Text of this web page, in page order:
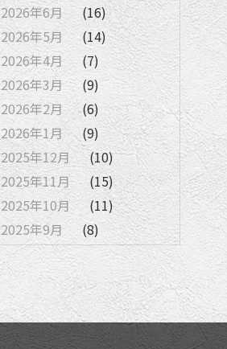
2026年6月
(16)
2026年5月
(14)
2026年4月
(7)
2026年3月
(9)
2026年2月
(6)
2026年1月
(9)
2025年12月
(10)
2025年11月
(15)
2025年10月
(11)
2025年9月
(8)